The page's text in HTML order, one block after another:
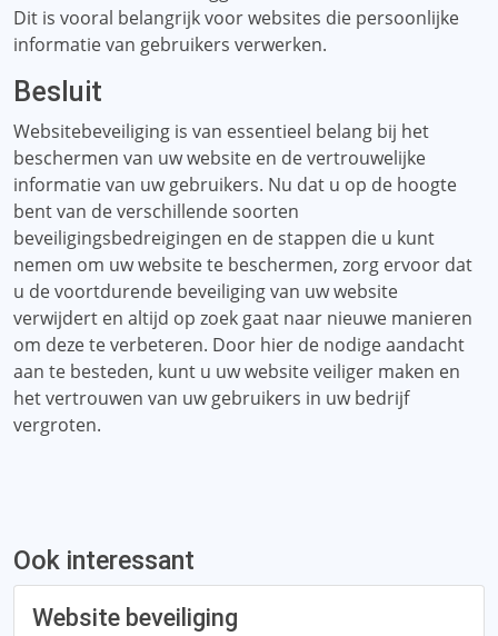
Dit is vooral belangrijk voor websites die persoonlijke
informatie van gebruikers verwerken.
Besluit
Websitebeveiliging is van essentieel belang bij het
beschermen van uw website en de vertrouwelijke
informatie van uw gebruikers. Nu dat u op de hoogte
bent van de verschillende soorten
beveiligingsbedreigingen en de stappen die u kunt
nemen om uw website te beschermen, zorg ervoor dat
u de voortdurende beveiliging van uw website
verwijdert en altijd op zoek gaat naar nieuwe manieren
om deze te verbeteren. Door hier de nodige aandacht
aan te besteden, kunt u uw website veiliger maken en
het vertrouwen van uw gebruikers in uw bedrijf
vergroten.
Ook interessant
Website beveiliging